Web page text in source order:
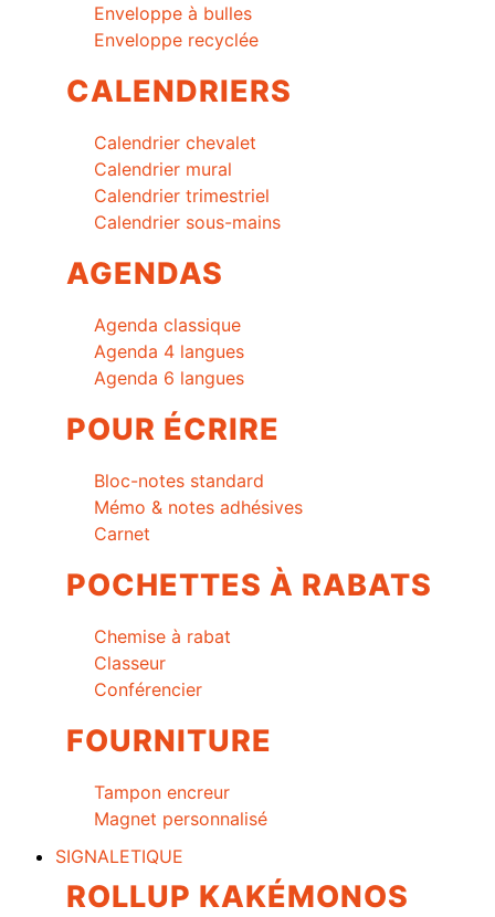
Enveloppe à bulles
Enveloppe recyclée
CALENDRIERS
Calendrier chevalet
Calendrier mural
Calendrier trimestriel
Calendrier sous-mains
AGENDAS
Agenda classique
Agenda 4 langues
Agenda 6 langues
POUR ÉCRIRE
Bloc-notes standard
Mémo & notes adhésives
Carnet
POCHETTES À RABATS
Chemise à rabat
Classeur
Conférencier
FOURNITURE
Tampon encreur
Magnet personnalisé
SIGNALETIQUE
ROLLUP KAKÉMONOS